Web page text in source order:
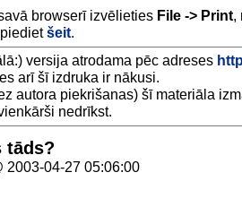
browserī izvēlieties File -> Print,
šeit.
versija atrodama pēc adreses
arī šī izdruka ir nākusi.
autora piekrišanas) šī materiāla
nedrīkst.
tāds?
2003-04-27 05:06:00